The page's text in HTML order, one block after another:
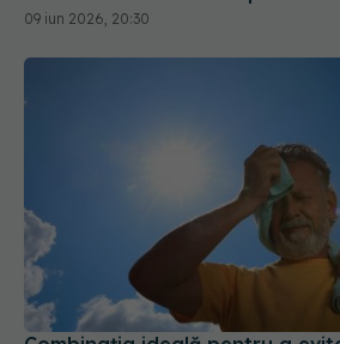
Combinația ideală pentru a
în timpul valurilor de căldură
07 sep 2025, 09:30